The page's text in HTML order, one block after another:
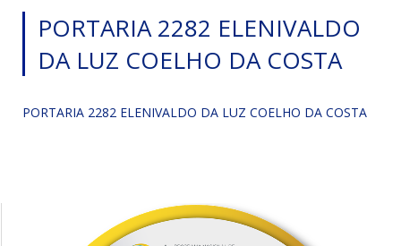
PORTARIA 2282 ELENIVALDO
DA LUZ COELHO DA COSTA
PORTARIA 2282 ELENIVALDO DA LUZ COELHO DA COSTA